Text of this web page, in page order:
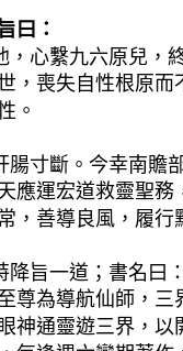
曰：
心繫九六原兒，
，喪失自性根原而
。
寸斷。今幸南贍
應運宏道救靈聖務
，善導良風，履行
旨一道；書名曰
尊為導航仙師，三
神通靈遊三界，以